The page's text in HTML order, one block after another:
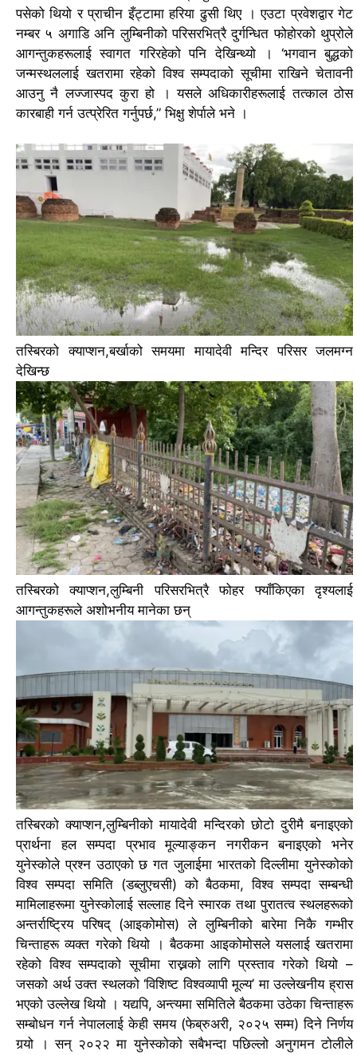
पसेको थियो र प्राचीन इँट्टामा हरिया ढुसी थिए ।एउटा प्रवेशद्वार गेट
नम्बर ५ अगाडि अनि लुम्बिनीको परिसरभित्रै दुर्गन्धित फोहोरको थुप्रोले
आगन्तुकहरूलाई स्वागत गरिरहेको पनि देखिन्थ्यो । ‘भगवान बुद्धको
जन्मस्थललाई खतरामा रहेको विश्व सम्पदाको सूचीमा राखिने चेतावनी
आउनु नै लज्जास्पद कुरा हो । यसले अधिकारीहरूलाई तत्काल ठोस
कारबाही गर्न उत्प्रेरित गर्नुपर्छ,” भिक्षु शेर्पाले भने ।
तस्बिरको क्याप्शन,बर्खाको समयमा मायादेवी मन्दिर परिसर जलमग्न
देखिन्छ
तस्बिरको क्याप्शन,लुम्बिनी परिसरभित्रै फोहर फ्याँकिएका दृश्यलाई
आगन्तुकहरूले अशोभनीय मानेका छन्
तस्बिरको क्याप्शन,लुम्बिनीको मायादेवी मन्दिरको छोटो दुरीमै बनाइएको
प्रार्थना हल सम्पदा प्रभाव मूल्याङ्कन नगरीकन बनाइएको भनेर
युनेस्कोले प्रश्न उठाएको छगत जुलाईमा भारतको दिल्लीमा युनेस्कोको
विश्व सम्पदा समिति (डब्लुएचसी) को बैठकमा, विश्व सम्पदा सम्बन्धी
मामिलाहरूमा युनेस्कोलाई सल्लाह दिने स्मारक तथा पुरातत्व स्थलहरूको
अन्तर्राष्ट्रिय परिषद् (आइकोमोस) ले लुम्बिनीको बारेमा निकै गम्भीर
चिन्ताहरू व्यक्त गरेको थियो ।बैठकमा आइकोमोसले यसलाई खतरामा
रहेको विश्व सम्पदाको सूचीमा राख्नको लागि प्रस्ताव गरेको थियो –
जसको अर्थ उक्त स्थलको ‘विशिष्ट विश्वव्यापी मूल्य’ मा उल्लेखनीय ह्रास
भएको उल्लेख थियो ।यद्यपि, अन्त्यमा समितिले बैठकमा उठेका चिन्ताहरू
सम्बोधन गर्न नेपाललाई केही समय (फेब्रुअरी, २०२५ सम्म) दिने निर्णय
गर्‍यो ।सन् २०२२ मा युनेस्कोको सबैभन्दा पछिल्लो अनुगमन टोलीले